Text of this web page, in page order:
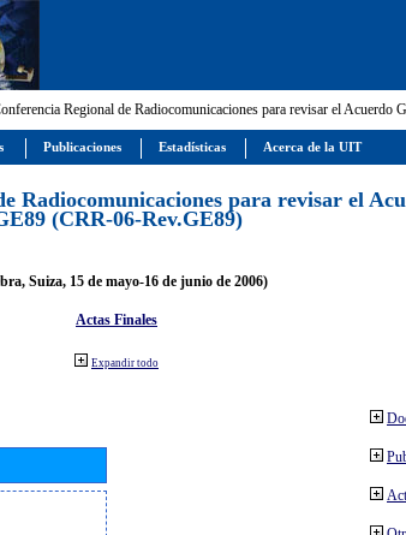
Regional de Radiocomunicaciones para revisar el Acuerdo
Radiocomunicaciones para revisar el
(CRR-06-Rev.GE89)
Suiza, 15 de mayo-16 de junio de 2006)
Actas Finales
Expandir todo
Publicaciones Estadísticas Acerca de la UIT